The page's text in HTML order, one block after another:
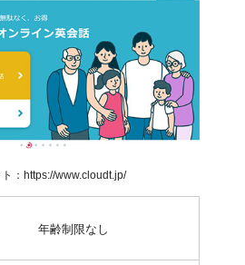
：https://www.cloudt.jp/
年齢制限なし